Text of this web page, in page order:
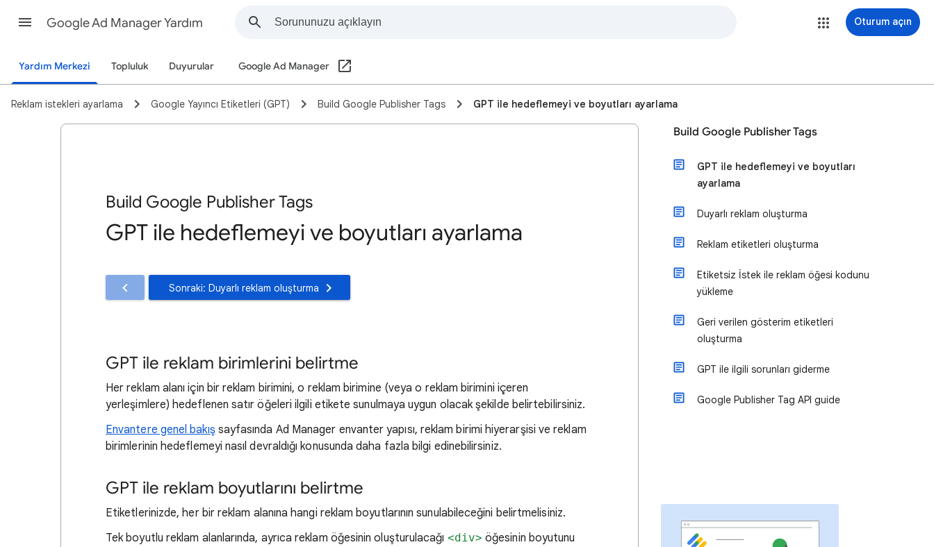
Google Ad Manager Yardım Oturum açın
Yardım Merkezi Topluluk Duyurular Google Ad Manager
Reklam istekleri ayarlama Google Yayıncı Etiketleri (GPT) Build Google Publisher Tags GPT ile hedeflemeyi ve boyutları ayarlama
Build Google Publisher Tags
GPT ile hedeflemeyi ve boyutları ayarlama
Sonraki: Duyarlı reklam oluşturma
GPT ile reklam birimlerini belirtme
Her reklam alanı için bir reklam birimini, o reklam birimine (veya o reklam birimini içeren
yerleşimlere) hedeflenen satır öğeleri ilgili etikete sunulmaya uygun olacak şekilde belirtebilirsiniz.
Envantere genel bakışsayfasında Ad Manager envanter yapısı, reklam birimi hiyerarşisi ve reklam
birimlerinin hedeflemeyi nasıl devraldığı konusunda daha fazla bilgi edinebilirsiniz.
GPT ile reklam boyutlarını belirtme
Etiketlerinizde, her bir reklam alanına hangi reklam boyutlarının sunulabileceğini belirtmelisiniz.
Tek boyutlu reklam alanlarında, ayrıca reklam öğesinin oluşturulacağı <div> öğesinin boyutunu
Build Google Publisher Tags
GPT ile hedeflemeyi ve boyutları
ayarlama
Duyarlı reklam oluşturma
Reklam etiketleri oluşturma
Etiketsiz İstek ile reklam öğesi kodunu
yükleme
Geri verilen gösterim etiketleri
oluşturma
GPT ile ilgili sorunları giderme
Google Publisher Tag API guide